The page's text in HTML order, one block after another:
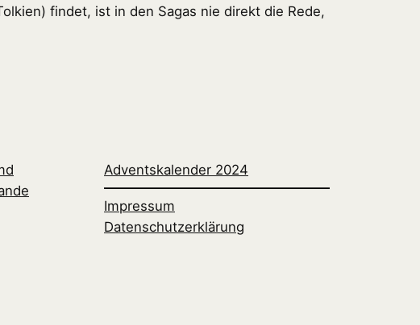
findet, ist in den Sagas nie direkt die Rede,
Adventskalender 2024
Impressum
Datenschutzerklärung